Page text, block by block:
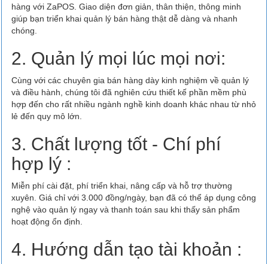
hàng với ZaPOS. Giao diện đơn giản, thân thiện, thông minh
giúp bạn triển khai quản lý bán hàng thật dễ dàng và nhanh
chóng.
2. Quản lý mọi lúc mọi nơi:
Cùng với các chuyên gia bán hàng dày kinh nghiệm về quản lý
và điều hành, chúng tôi đã nghiên cứu thiết kế phần mềm phù
hợp đến cho rất nhiều ngành nghề kinh doanh khác nhau từ nhỏ
lẻ đến quy mô lớn.
3. Chất lượng tốt - Chí phí
hợp lý :
Miễn phí cài đặt, phí triển khai, nâng cấp và hỗ trợ thường
xuyên. Giá chỉ với 3.000 đồng/ngày, bạn đã có thể áp dụng công
nghệ vào quản lý ngay và thanh toán sau khi thấy sản phẩm
hoạt động ổn định.
4. Hướng dẫn tạo tài khoản :